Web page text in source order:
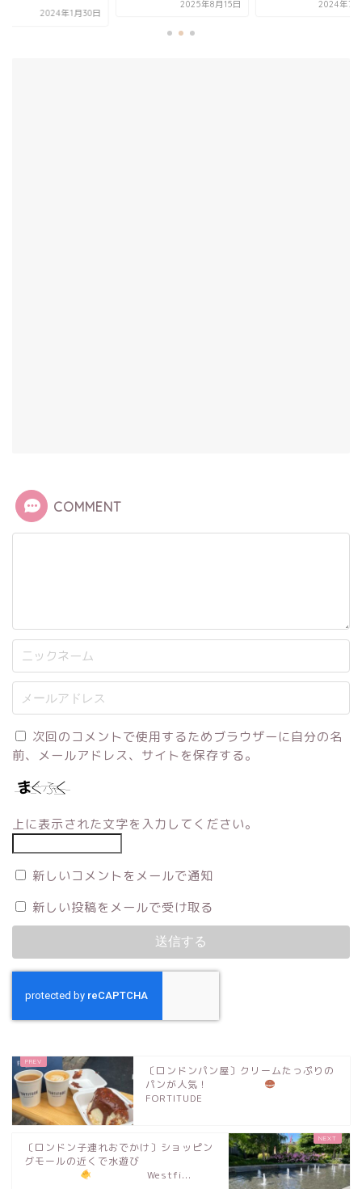
2024年7月29日
COMMENT
次回のコメントで使用するためブラウザーに自分の名
前、メールアドレス、サイトを保存する。
上に表示された文字を入力してください。
新しいコメントをメールで通知
新しい投稿をメールで受け取る
〔ロンドンパン屋〕クリームたっぷりの
パンが人気！
FORTITUDE
〔ロンドン子連れおでかけ〕ショッピン
グモールの近くで水遊び
Westfi...